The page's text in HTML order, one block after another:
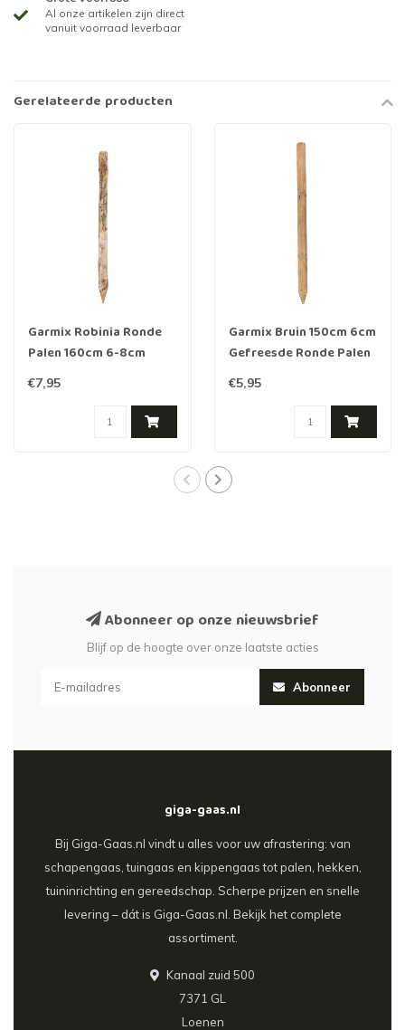
Al onze artikelen zijn direct
vanuit voorraad leverbaar
Gerelateerde producten
Garmix Robinia Ronde
Palen 160cm 6-8cm
€7,95
Garmix Bruin 150cm 6cm
Gefreesde Ronde Palen
Hout geïmpregneerd
€5,95
Abonneer op onze nieuwsbrief
Blijf op de hoogte over onze laatste acties
Abonneer
giga-gaas.nl
Bij Giga-Gaas.nl vindt u alles voor uw afrastering: van
schapengaas, tuingaas en kippengaas tot palen, hekken,
tuininrichting en gereedschap. Scherpe prijzen en snelle
levering – dát is Giga-Gaas.nl. Bekijk het complete
assortiment.
Kanaal zuid 500
7371 GL
Loenen